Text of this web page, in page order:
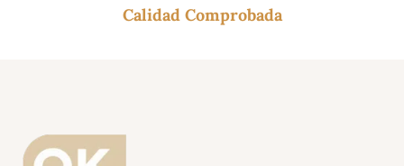
Calidad Comprobada